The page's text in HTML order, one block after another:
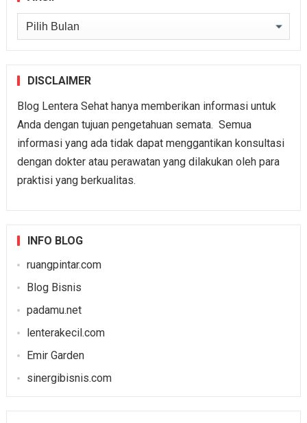
Arsip
DISCLAIMER
Blog Lentera Sehat hanya memberikan informasi untuk
Anda dengan tujuan pengetahuan semata. Semua
informasi yang ada tidak dapat menggantikan konsultasi
dengan dokter atau perawatan yang dilakukan oleh para
praktisi yang berkualitas.
INFO BLOG
ruangpintar.com
Blog Bisnis
padamu.net
lenterakecil.com
Emir Garden
sinergibisnis.com